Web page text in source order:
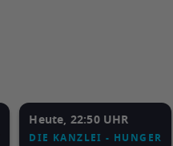
Heute, 22:50 UHR
DIE KANZLEI - HUNGER